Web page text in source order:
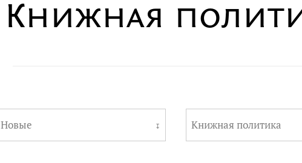
Книжная
Новые ↧ Книжная политика